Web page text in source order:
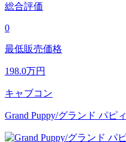
総合評価
0
最低販売価格
198.0万円
キャブコン
Grand Puppy/グランド パピィ